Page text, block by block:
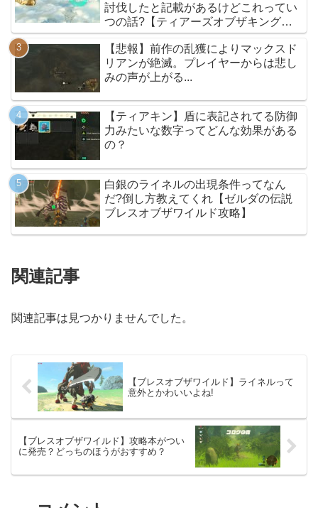
討伐したと記載があるけどこれってい
つの話?【ティアーズオブザキングダ
ム】
【悲報】前作の乱獲によりマックスド
リアンが絶滅。プレイヤーからは悲し
みの声が上がる...
【ティアキン】盾に表記されてる防御
力みたいな数字ってどんな効果がある
の？
白銀のライネルの出現条件ってなん
だ?倒し方教えてくれ【ゼルダの伝説
ブレスオブザワイルド攻略】
関連記事
関連記事は見つかりませんでした。
【ブレスオブザワイルド】ライネルって
意外とかわいいよね!
【ブレスオブザワイルド】攻略本がつい
に発売？どっちのほうがおすすめ？